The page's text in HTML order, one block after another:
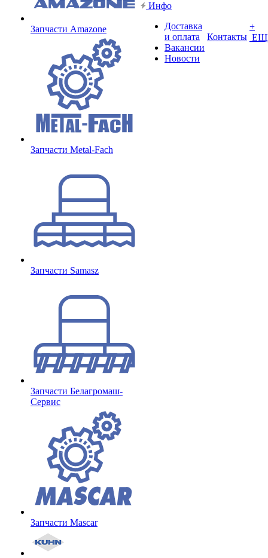
Запчасти Amazone
Запчасти Metal-Fach
Запчасти Samasz
Запчасти Белагромаш-
Сервис
Запчасти Mascar
Инфо
Доставка
и оплата
Вакансии
Новости
Контакты
+